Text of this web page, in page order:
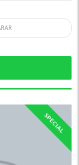
SPECIAL